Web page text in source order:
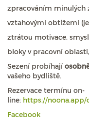
zpracováním minulých
vztahovými obtížemi
ztrátou motivace,
bloky v pracovní
Sezení probíhají
vašeho bydliště.
Rezervace termínu on-
line: https://
Facebook